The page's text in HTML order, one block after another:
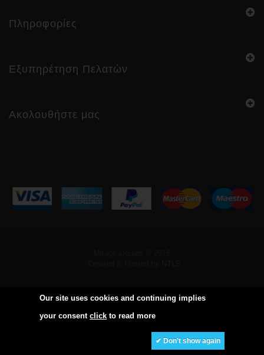
Πληροφορίες
Εξυπηρέτηση Πελατών
Ακολουθήστε μας
Our site uses cookies and continuing implies
your consentclick to read more
✔ Don’t show again